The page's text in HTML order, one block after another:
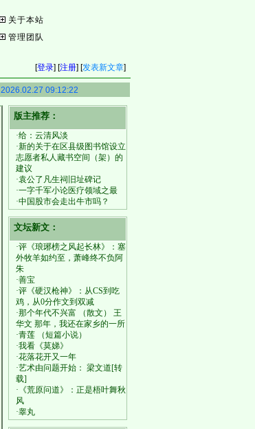
关于本站
管理团队
[登录] [注册] [发表新文章]
2026.02.27 09:12:22
版主推荐：
·给：云清风淡
·新的关于在区县级图书馆设立
志愿者私人藏书空间（架）的
建议
·袁公了凡生祠旧址碑记
·一字千军小论医疗领域之最
·中国股市会走出牛市吗？
文坛新文：
·评《琅琊榜之风起长林》：塞
外牧羊如约至，萧峰终不负阿
朱
·善宝
·评《硬汉枪神》：从CS到吃
鸡，从0分作文到双减
·那个年代不兴富 （散文） 王
华文 那年，我还在家乡的一所
·青莲 （短篇小说）
·我看《莫娣》
·花落花开又一年
·艺术由问题开始： 梁文道[转
载]
·《荒原问道》：正是梧叶舞秋
风
·睾丸